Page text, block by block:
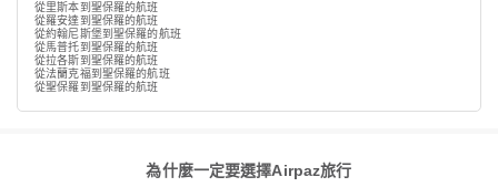
從里斯本到聖保羅的航班
從羅安達到聖保羅的航班
從約翰尼斯堡到聖保羅的航班
從馬普托到聖保羅的航班
從拉各斯到聖保羅的航班
從法蘭克福到聖保羅的航班
從聖保羅到聖保羅的航班
為什麼一定要選擇Airpaz旅行